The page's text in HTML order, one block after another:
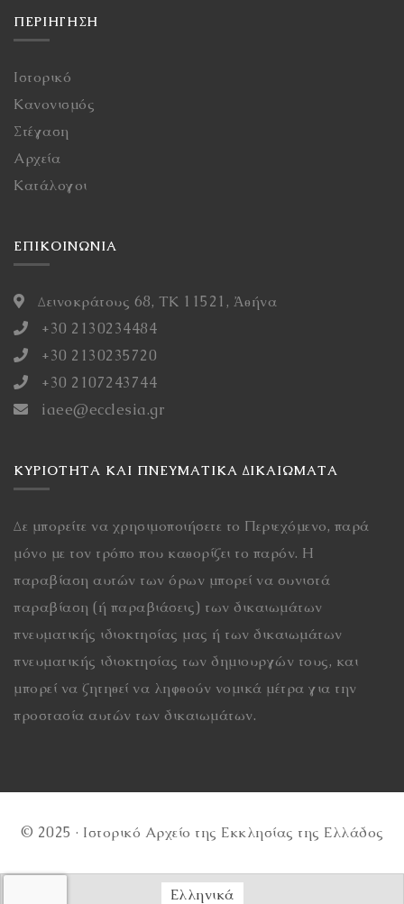
ΠΕΡΙΉΓΗΣΗ
Ιστορικό
Κανονισμός
Στέγαση
Αρχεία
Κατάλογοι
ΕΠΙΚΟΙΝΩΝΙΑ
Δεινοκράτους 68, ΤΚ 11521, Ἀθήνα
+30 2130234484
+30 2130235720
+30 2107243744
iaee@ecclesia.gr
ΚΥΡΙΌΤΗΤΑ ΚΑΙ ΠΝΕΥΜΑΤΙΚΆ ΔΙΚΑΙΏΜΑΤΑ
Δε μπορείτε να χρησιμοποιήσετε το Περιεχόμενο, παρά
μόνο με τον τρόπο που καθορίζει το παρόν. Η
παραβίαση αυτών των όρων μπορεί να συνιστά
παραβίαση (ή παραβιάσεις) των δικαιωμάτων
πνευματικής ιδιοκτησίας μας ή των δικαιωμάτων
πνευματικής ιδιοκτησίας των δημιουργών τους, και
μπορεί να ζητηθεί να ληφθούν νομικά μέτρα για την
προστασία αυτών των δικαιωμάτων.
© 2025 · Ιστορικό Αρχείο της Εκκλησίας της Ελλάδος
Ελληνικά